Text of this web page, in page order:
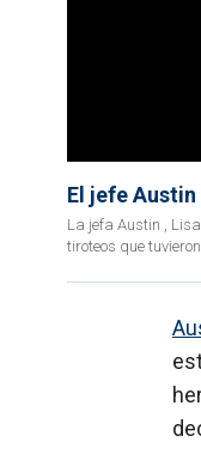
El jefe
La jefa Austin ,
tiroteos que